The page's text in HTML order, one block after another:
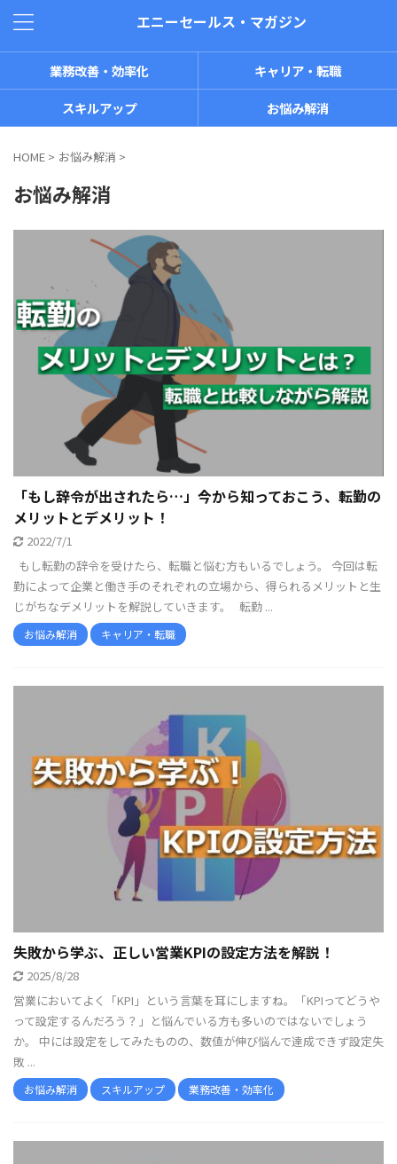
エニーセールス・マガジン
業務改善・効率化
キャリア・転職
スキルアップ
お悩み解消
HOME > お悩み解消 >
お悩み解消
「もし辞令が出されたら…」今から知っておこう、転勤の
メリットとデメリット！
2022/7/1
もし転勤の辞令を受けたら、転職と悩む方もいるでしょう。 今回は転
勤によって企業と働き手のそれぞれの立場から、得られるメリットと生
じがちなデメリットを解説していきます。 転勤 ...
お悩み解消 キャリア・転職
失敗から学ぶ、正しい営業KPIの設定方法を解説！
2025/8/28
営業においてよく「KPI」という言葉を耳にしますね。「KPIってどうや
って設定するんだろう？」と悩んでいる方も多いのではないでしょう
か。 中には設定をしてみたものの、数値が伸び悩んで達成できず設定失
敗 ...
お悩み解消 スキルアップ 業務改善・効率化